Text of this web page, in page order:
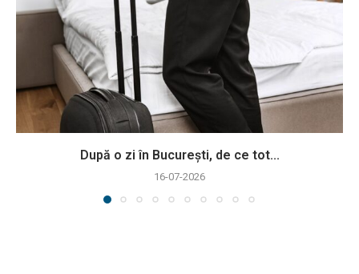
După o zi în București, de ce tot...
16-07-2026